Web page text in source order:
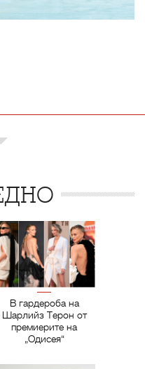
В гардероба на
Шарлийз Терон от
премиерите на
„Одисея“